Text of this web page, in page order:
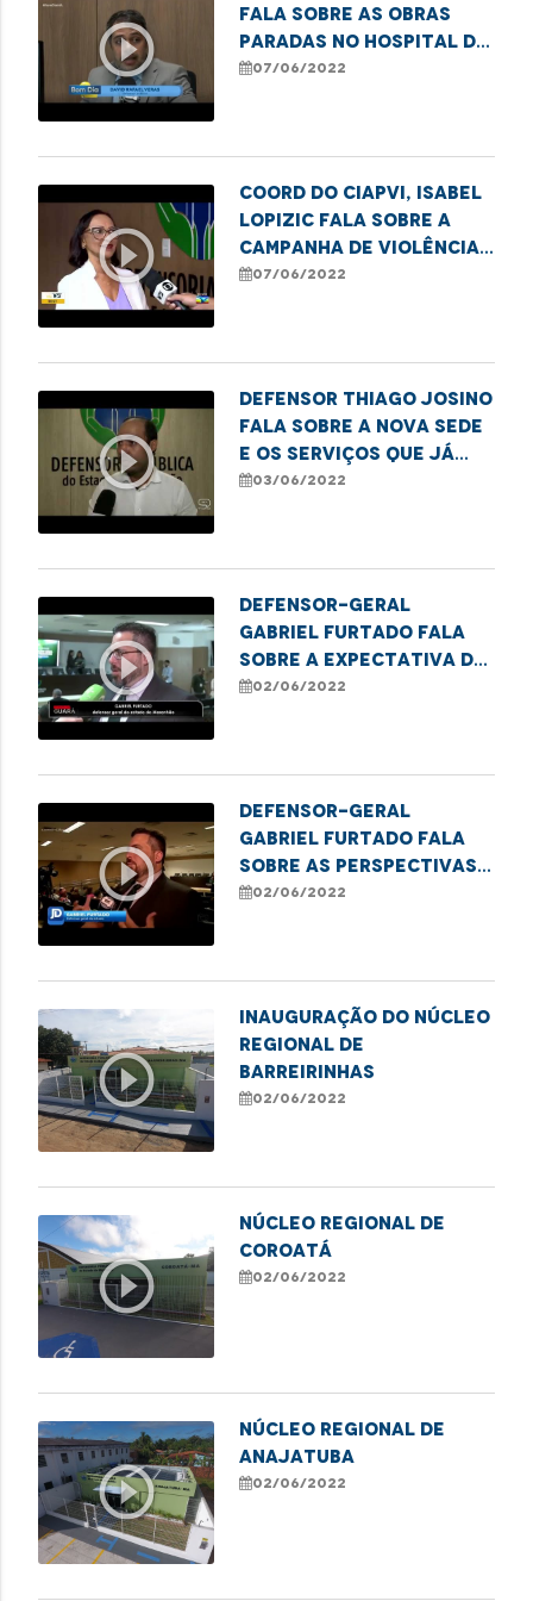
play_circle_outline
fala sobre as obras
paradas no Hospital da
Criança, prejudicando
07/06/2022
play_circle_outline
Coord do CIAPVI, Isabel
Lopizic fala sobre a
Campanha de Violência
contra os idosos
07/06/2022
play_circle_outline
Defensor Thiago Josino
fala sobre a nova sede
e os serviços que já
estão em
03/06/2022
play_circle_outline
Defensor-geral
Gabriel Furtado fala
sobre a expectativa do
trabalho e ações da
02/06/2022
play_circle_outline
Defensor-geral
Gabriel Furtado fala
sobre as perspectivas
para a gestão dos
02/06/2022
play_circle_outline
INAUGURAÇÃO DO NÚCLEO
REGIONAL DE
BARREIRINHAS
02/06/2022
play_circle_outline
NÚCLEO REGIONAL DE
COROATÁ
02/06/2022
play_circle_outline
NÚCLEO REGIONAL DE
ANAJATUBA
02/06/2022